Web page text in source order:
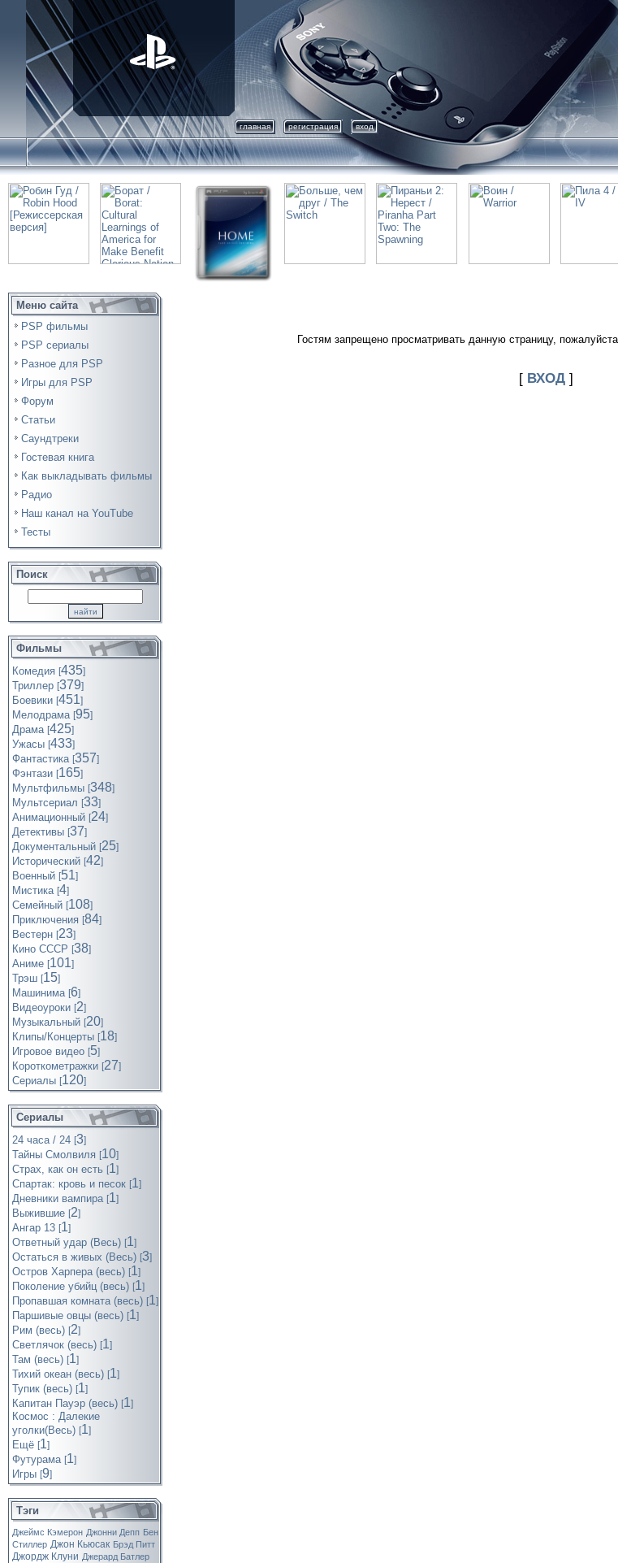
главная регистрация вход
Меню сайта
PSP фильмы
PSP сериалы
Разное для PSP
Игры для PSP
Форум
Статьи
Саундтреки
Гостевая книга
Как выкладывать фильмы
Радио
Наш канал на YouTube
Тесты
Поиск
Фильмы
Комедия [435]
Триллер [379]
Боевики [451]
Мелодрама [95]
Драма [425]
Ужасы [433]
Фантастика [357]
Фэнтази [165]
Мультфильмы [348]
Мультсериал [33]
Анимационный [24]
Детективы [37]
Документальный [25]
Исторический [42]
Военный [51]
Мистика [4]
Семейный [108]
Приключения [84]
Вестерн [23]
Кино СССР [38]
Аниме [101]
Трэш [15]
Машинима [6]
Видеоуроки [2]
Музыкальный [20]
Клипы/Концерты [18]
Игровое видео [5]
Короткометражки [27]
Cериалы [120]
Сериалы
24 часа / 24 [3]
Тайны Смолвиля [10]
Страх, как он есть [1]
Спартак: кровь и песок [1]
Дневники вампира [1]
Выжившие [2]
Ангар 13 [1]
Ответный удар (Весь) [1]
Остаться в живых (Весь) [3]
Остров Харпера (весь) [1]
Поколение убийц (весь) [1]
Пропавшая комната (весь) [1]
Паршивые овцы (весь) [1]
Рим (весь) [2]
Светлячок (весь) [1]
Там (весь) [1]
Тихий океан (весь) [1]
Тупик (весь) [1]
Капитан Пауэр (весь) [1]
Космос : Далекие
уголки(Весь) [1]
Ещё [1]
Футурама [1]
Игры [9]
Тэги
Джеймс Кэмерон Джонни Депп Бен
Стиллер Джон Кьюсак Брэд Питт
Джордж Клуни Джерард Батлер
Гостям запрещено просматривать данную страницу,
[ ВХОД]